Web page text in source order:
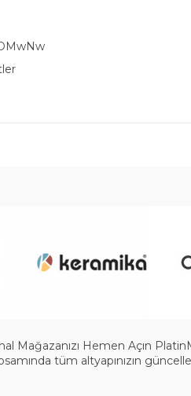
Mağazanızı Hemen Açın
tüm altyapınızın